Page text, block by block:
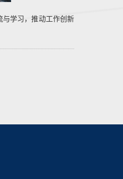
与学习，推动工作创新